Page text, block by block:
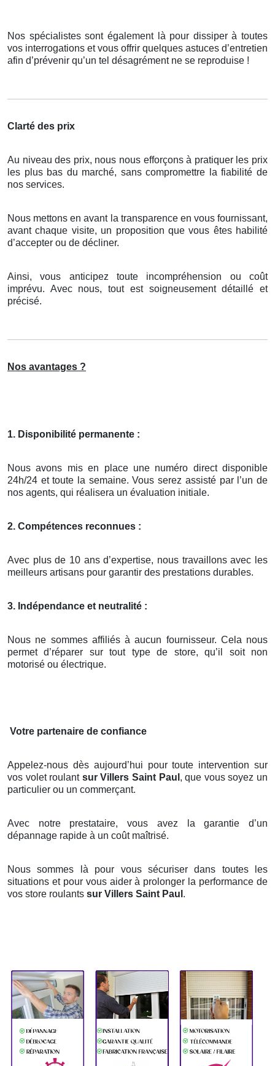
Nos spécialistes sont également là pour dissiper à toutes
vos interrogations et vous offrir quelques astuces d’entretien
afin d’prévenir qu’un tel désagrément ne se reproduise !
Clarté des prix
Au niveau des prix, nous nous efforçons à pratiquer les prix
les plus bas du marché, sans compromettre la fiabilité de
nos services.
Nous mettons en avant la transparence en vous fournissant,
avant chaque visite, un proposition que vous êtes habilité
d’accepter ou de décliner.
Ainsi, vous anticipez toute incompréhension ou coût
imprévu. Avec nous, tout est soigneusement détaillé et
précisé.
Nos avantages ?
1. Disponibilité permanente :
Nous avons mis en place une numéro direct disponible
24h/24 et toute la semaine. Vous serez assisté par l’un de
nos agents, qui réalisera un évaluation initiale.
2. Compétences reconnues :
Avec plus de 10 ans d’expertise, nous travaillons avec les
meilleurs artisans pour garantir des prestations durables.
3. Indépendance et neutralité :
Nous ne sommes affiliés à aucun fournisseur. Cela nous
permet d’réparer sur tout type de store, qu’il soit non
motorisé ou électrique.
Votre partenaire de confiance
Appelez-nous dès aujourd’hui pour toute intervention sur
vos volet roulant sur Villers Saint Paul , que vous soyez un
particulier ou un commerçant.
Avec notre prestataire, vous avez la garantie d’un
dépannage rapide à un coût maîtrisé.
Nous sommes là pour vous sécuriser dans toutes les
situations et pour vous aider à prolonger la performance de
vos store roulants sur Villers Saint Paul .